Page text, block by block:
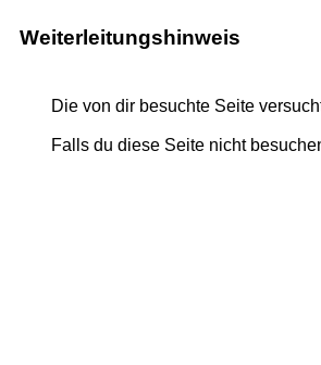
Weiterleitungshinweis
Die von dir besuchte Seite
Falls du diese Seite nicht